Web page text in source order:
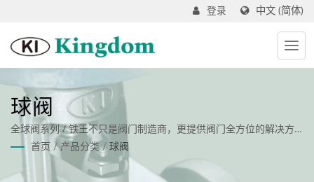
中文 (简体)
登录
球阀
全球阀系列 / 铁王不只是阀门制造商，更提供阀门全方位的解决方
案
首页 / 产品分类 / 球阀